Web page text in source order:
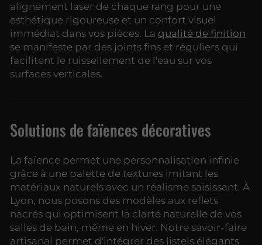
alignement laser de chaque rang pour une
esthétique rigoureuse et un confort visuel
immédiat dans vos pièces. La qualité de finition
se manifeste par des joints fins et réguliers qui
facilitent le ruissellement de l'eau sur vos
surfaces verticales.
Solutions de faïences décoratives
La faïence permet une personnalisation infinie
grâce à une palette de textures imitant les
matériaux naturels avec un réalisme saisissant. À
Lyon, nous posons des modèles aux reflets
nacrés qui optimisent la clarté naturelle de vos
salles de bain, même en hiver. Notre savoir-faire
artisanal permet d'intégrer des listels élégants